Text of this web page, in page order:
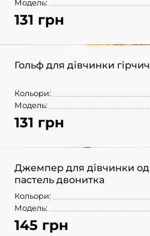
Модель:
131 грн
Гольф для дівчинки
Кольори:
Модель:
131 грн
Джемпер для дівчинки
пастель двонитка
Кольори:
Модель:
145 грн